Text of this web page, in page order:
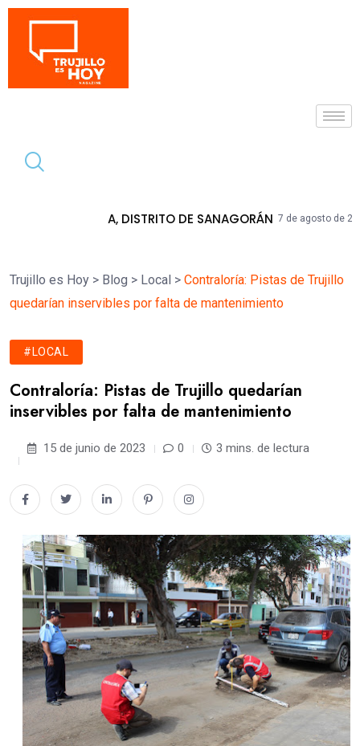
DE SANAGORÁN 7 de agosto de 2026 JNE
Trujillo es Hoy > Blog > Local > Contraloría: Pistas de Trujillo
quedarían inservibles por falta de mantenimiento
#LOCAL
Contraloría: Pistas de Trujillo quedarían
inservibles por falta de mantenimiento
15 de junio de 2023 0 3 mins. de lectura